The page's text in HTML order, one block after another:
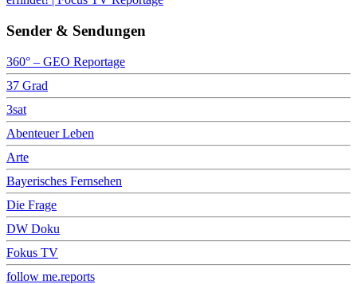
Sender & Sendungen
360° – GEO Reportage
37 Grad
3sat
Abenteuer Leben
Arte
Bayerisches Fernsehen
Die Frage
DW Doku
Fokus TV
follow me.reports